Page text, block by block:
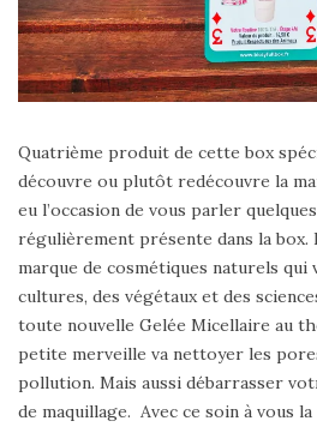
Quatrième produit de cette box
découvre ou plutôt redécouvre la
eu l’occasion de vous parler
régulièrement présente dans la box.
marque de cosmétiques naturels qui
cultures, des végétaux et des
toute nouvelle Gelée Micellaire au
petite merveille va nettoyer les
pollution. Mais aussi débarrasser
de maquillage. Avec ce soin à vous